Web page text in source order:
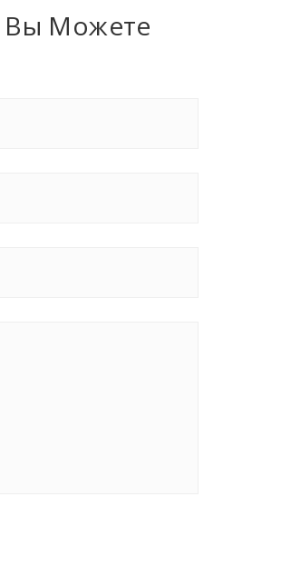
Вы Можете